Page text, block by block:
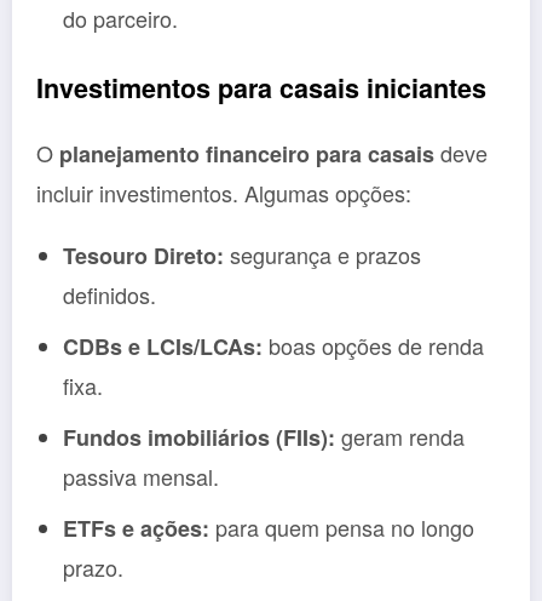
do parceiro.
Investimentos para casais iniciantes
O planejamento financeiro para casaisdeve
incluir investimentos. Algumas opções:
Tesouro Direto: segurança e prazos
definidos.
CDBs e LCIs/LCAs: boas opções de renda
fixa.
Fundos imobiliários (FIIs): geram renda
passiva mensal.
ETFs e ações: para quem pensa no longo
prazo.